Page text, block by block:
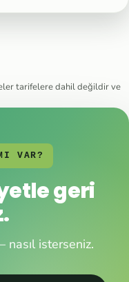
tarifelere dahil değildir ve
VAR?
geri
isterseniz.